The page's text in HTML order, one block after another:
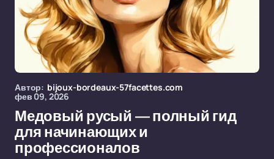
Автор: bijoux-bordeaux-57facettes.com
фев 09, 2026
Медовый русый — полный гид
для начинающих и
профессионалов